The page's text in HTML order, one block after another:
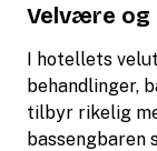
Velvære og
I hotellets
behandlinger,
tilbyr rikelig